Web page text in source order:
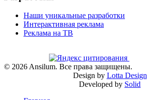
Наши уникальные разработки
Интерактивная реклама
Реклама на ТВ
© 2026 Ansilum. Все права защищены.
Design by Lotta Design
Developed by Solid